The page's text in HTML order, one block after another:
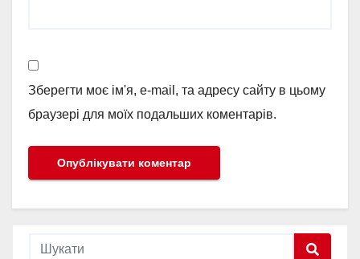
Зберегти моє ім'я, e-mail, та адресу сайту в цьому
браузері для моїх подальших коментарів.